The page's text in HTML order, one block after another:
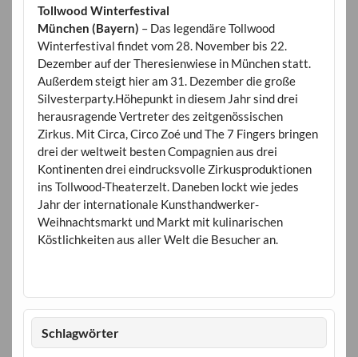
Tollwood Winterfestival
München (Bayern) – Das legendäre Tollwood
Winterfestival findet vom 28. November bis 22.
Dezember auf der Theresienwiese in München statt.
Außerdem steigt hier am 31. Dezember die große
Silvesterparty.Höhepunkt in diesem Jahr sind drei
herausragende Vertreter des zeitgenössischen
Zirkus. Mit Circa, Circo Zoé und The 7 Fingers bringen
drei der weltweit besten Compagnien aus drei
Kontinenten drei eindrucksvolle Zirkusproduktionen
ins Tollwood-Theaterzelt. Daneben lockt wie jedes
Jahr der internationale Kunsthandwerker-
Weihnachtsmarkt und Markt mit kulinarischen
Köstlichkeiten aus aller Welt die Besucher an.
Schlagwörter